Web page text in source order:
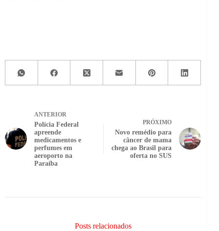
ANTERIOR
Polícia Federal
apreende
medicamentos e
perfumes em
aeroporto na
Paraíba
PRÓXIMO
Novo remédio para
câncer de mama
chega ao Brasil para
oferta no SUS
Posts relacionados